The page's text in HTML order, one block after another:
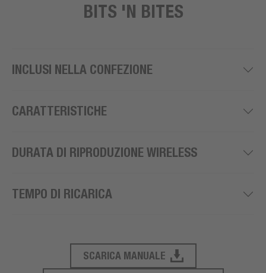
BITS 'N BITES
INCLUSI NELLA CONFEZIONE
CARATTERISTICHE
DURATA DI RIPRODUZIONE WIRELESS
TEMPO DI RICARICA
SUPPORTO AL PRODOTTO
SCARICA MANUALE